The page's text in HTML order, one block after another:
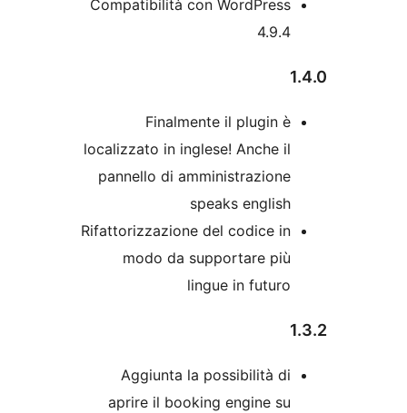
Compatibilità con
Finalmente il plugin
localizzato in inglese! Anche
pannello di
Rifattorizzazione del codice
modo da supportare
Aggiunta la possibilità
aprire il booking engine